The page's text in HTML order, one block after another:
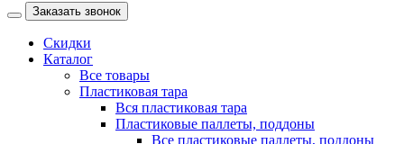
Заказать звонок
Скидки
Каталог
Все товары
Пластиковая тара
Вся пластиковая тара
Пластиковые паллеты, поддоны
Все пластиковые паллеты, поддоны